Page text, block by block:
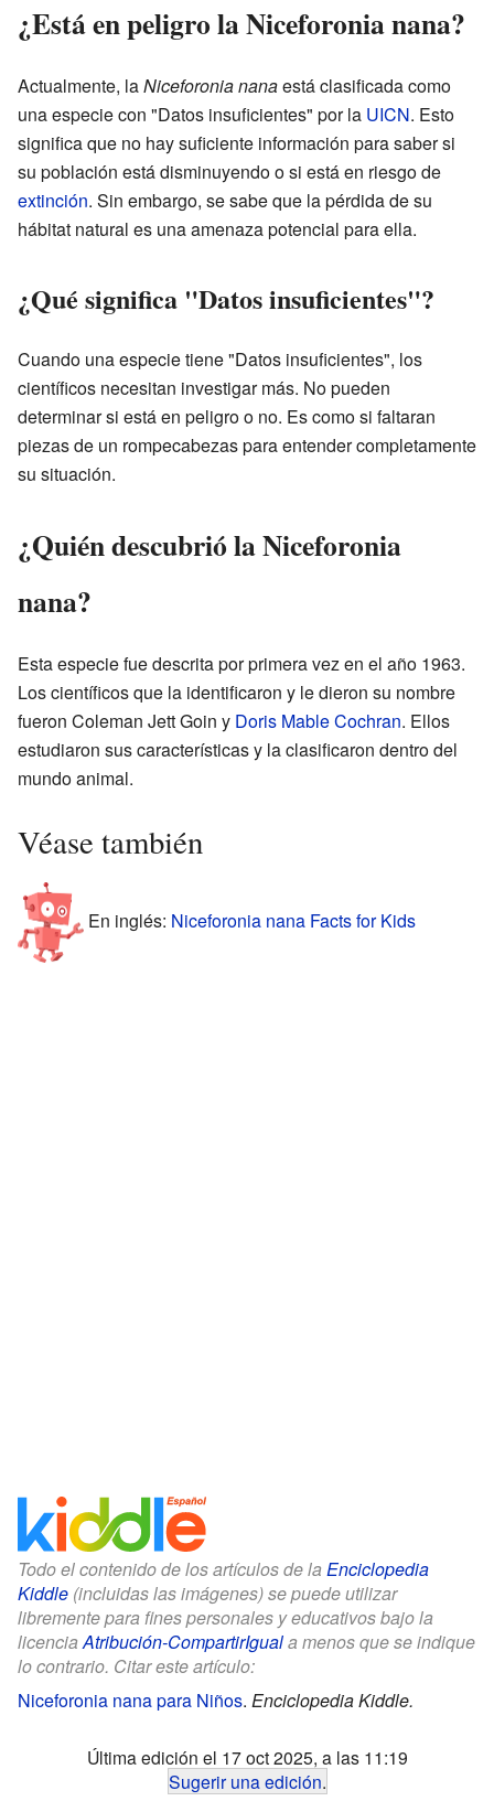
¿Está en peligro la Niceforonia nana?
Actualmente, laNiceforonia nanaestá clasificada como
una especie con "Datos insuficientes" por la UICN. Esto
significa que no hay suficiente información para saber si
su población está disminuyendo o si está en riesgo de
extinción. Sin embargo, se sabe que la pérdida de su
hábitat natural es una amenaza potencial para ella.
¿Qué significa "Datos insuficientes"?
Cuando una especie tiene "Datos insuficientes", los
científicos necesitan investigar más. No pueden
determinar si está en peligro o no. Es como si faltaran
piezas de un rompecabezas para entender completamente
su situación.
¿Quién descubrió la Niceforonia
nana?
Esta especie fue descrita por primera vez en el año 1963.
Los científicos que la identificaron y le dieron su nombre
fueron Coleman Jett Goin y Doris Mable Cochran. Ellos
estudiaron sus características y la clasificaron dentro del
mundo animal.
Véase también
En inglés: Niceforonia nana Facts for Kids
Todo el contenido de los artículos de la Enciclopedia
Kiddle (incluidas las imágenes) se puede utilizar
libremente para fines personales y educativos bajo la
licenciaAtribución-CompartirIguala menos que se indique
lo contrario. Citar este artículo:
Niceforonia nana para Niños. Enciclopedia Kiddle.
Última edición el 17 oct 2025, a las 11:19
Sugerir una edición.